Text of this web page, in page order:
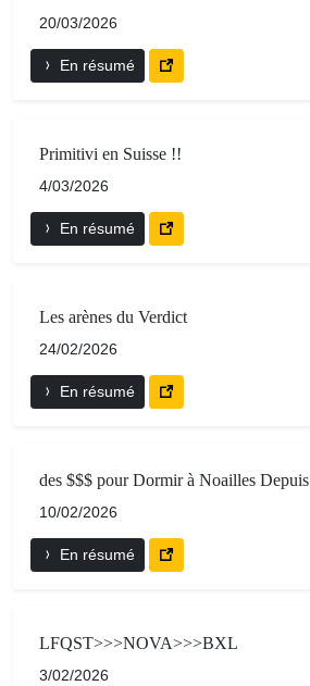
20/03/2026
En résumé
Primitivi en Suisse !!
4/03/2026
En résumé
Les arènes du Verdict
24/02/2026
En résumé
des $$$ pour Dormir à Noailles Depuis
10/02/2026
En résumé
LFQST>>>NOVA>>>BXL
3/02/2026